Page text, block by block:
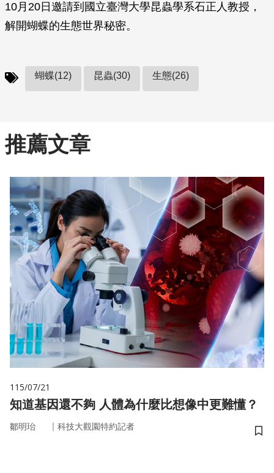
10月20日邀請到國立臺灣大學昆蟲學系石正人教授，
解開蝴蝶的生態世界秘密。
蝴蝶(12) 昆蟲(30) 生態(26)
推薦文章
115/07/21
知道基因還不夠 人體為什麼比想像中更難懂？
鄒明珆 ｜ 科技大觀園特約記者
儲